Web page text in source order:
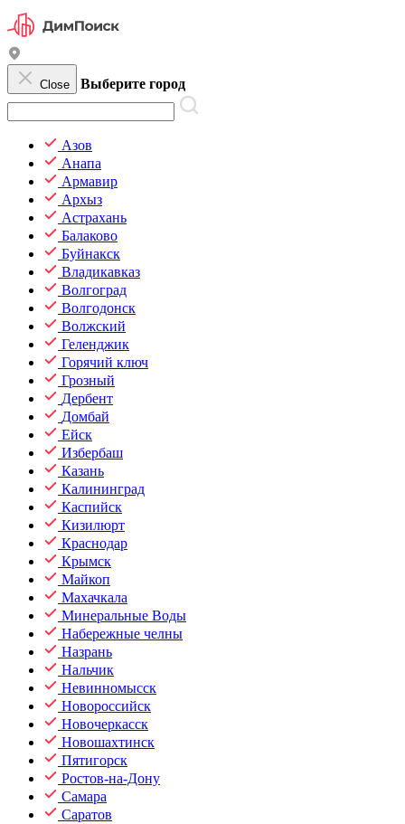
Close Выберите город
Азов
Анапа
Армавир
Архыз
Астрахань
Балаково
Буйнакск
Владикавказ
Волгоград
Волгодонск
Волжский
Геленджик
Горячий ключ
Грозный
Дербент
Домбай
Ейск
Избербаш
Казань
Калининград
Каспийск
Кизилюрт
Краснодар
Крымск
Майкоп
Махачкала
Минеральные Воды
Набережные челны
Назрань
Нальчик
Невинномысск
Новороссийск
Новочеркасск
Новошахтинск
Пятигорск
Ростов-на-Дону
Самара
Саратов